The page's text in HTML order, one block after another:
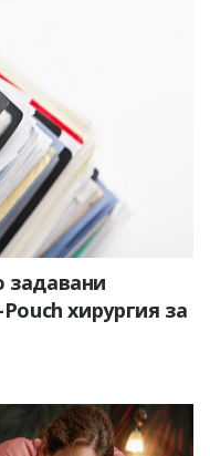
задавани
хирургия за